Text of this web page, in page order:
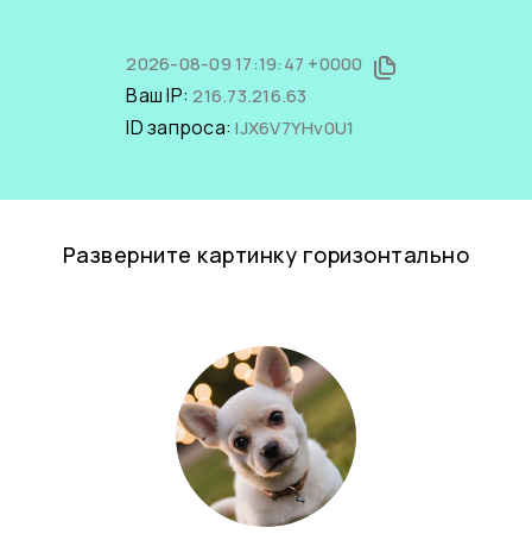
2026-08-09 17:19:47 +0000
Ваш IP:216.73.216.63
ID запроса:lJX6V7YHv0U1
Разверните картинку горизонтально